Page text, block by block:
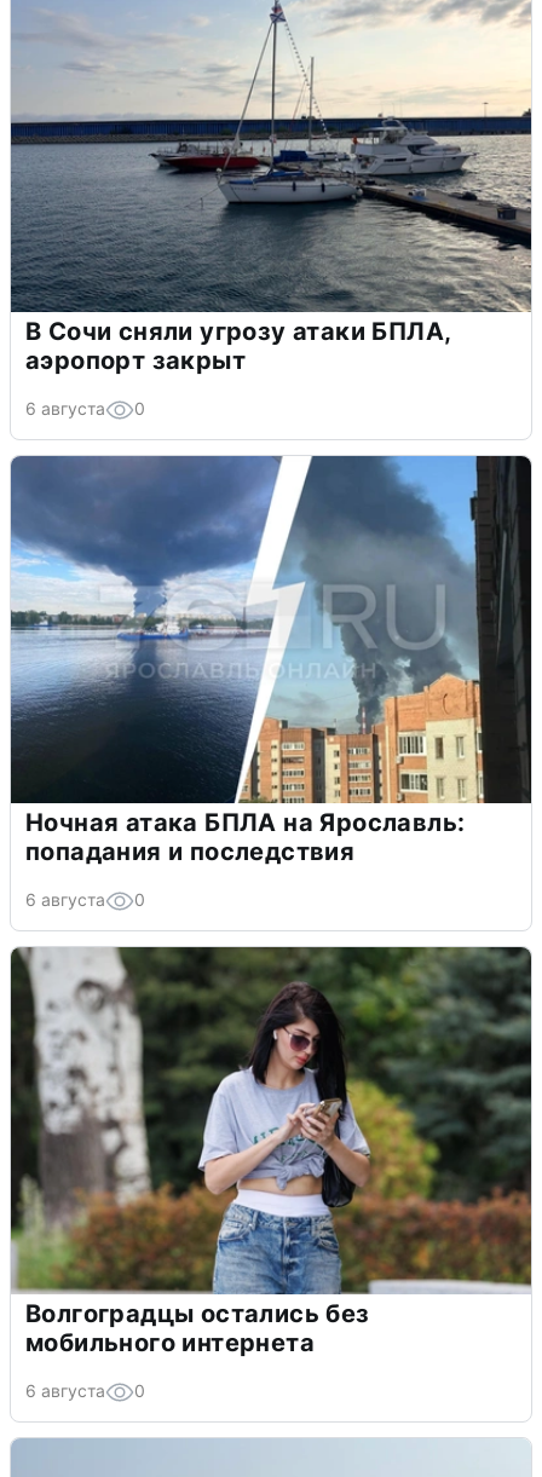
В Сочи сняли угрозу атаки БПЛА,
аэропорт закрыт
6 августа 0
Ночная атака БПЛА на Ярославль:
попадания и последствия
6 августа 0
Волгоградцы остались без
мобильного интернета
6 августа 0